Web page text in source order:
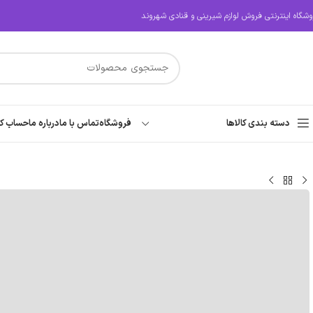
اینترنتی فروش لوازم شیرینی و قنادی شهروند
دسته بندی کالاها فروشگاهتماس با مادرباره ماحساب